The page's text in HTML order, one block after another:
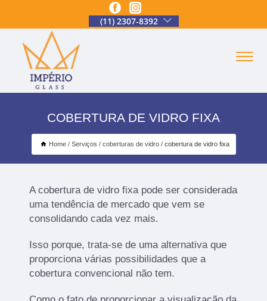
(11) 2307-8392
COBERTURA DE VIDRO FIXA
Home Serviços coberturas de vidro cobertura de vidro fixa
A cobertura de vidro fixa pode ser considerada
uma tendência de mercado que vem se
consolidando cada vez mais.
Isso porque, trata-se de uma alternativa que
proporciona várias possibilidades que a
cobertura convencional não tem.